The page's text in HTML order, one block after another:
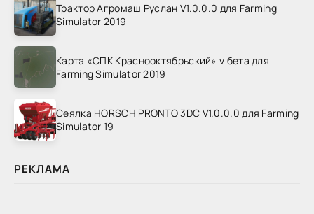
Трактор Агромаш Руслан V1.0.0.0 для Farming
Simulator 2019
Карта «СПК Краснооктябрьский» v бета для
Farming Simulator 2019
Сеялка HORSCH PRONTO 3DC V1.0.0.0 для Farming
Simulator 19
РЕКЛАМА